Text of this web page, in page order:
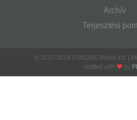
Archív
Terjesztési
© 2017-2018 FUNZINE Média Kft. |
crafted with
by